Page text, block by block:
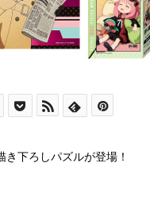
き下ろしパズルが登場！